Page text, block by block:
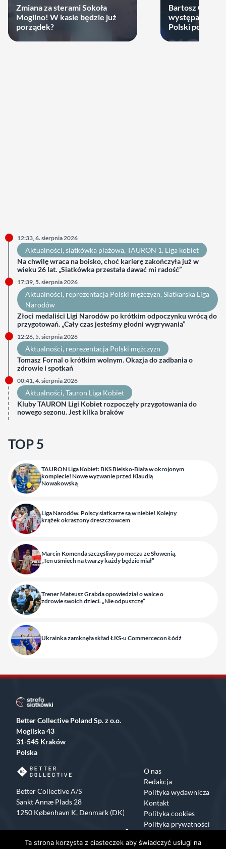
Zmiana za sterami Sokoła
Mogilno! W kasie będzie już
porządek?
Bartosz
występach w
Polski podjął
12:33, 6. sierpnia 2026
Aktualności, siatkówka plażowa, TAURON 1. Liga kobiet
Na chwilę wraca na boisko, choć karierę zakończyła już w
wieku 26 lat. „Siatkówka przestała dawać mi radość”
17:39, 5. sierpnia 2026
Aktualności, reprezentacja Polski mężczyzn, Siatkarska Liga
Narodów
Złoci medaliści Ligi Narodów po krótkim odpoczynku wrócą do
przygotowań. „Cały czas jesteśmy głodni wygrywania”
12:26, 5. sierpnia 2026
Aktualności, reprezentacja Polski mężczyzn
Tomasz Fornal o krótkim wolnym. Okazja do zadbania o
zdrowie i spotkań
00:41, 4. sierpnia 2026
Aktualności, Tauron Liga Kobiet
Kluby TAURON Ligi Kobiet rozpoczęły przygotowania do
nowego sezonu. Jest kilka braków
TOP 5
TAURON Liga Kobiet: BKS Bielsko-Biała w okrojonym
komplecie! Nowe wyzwanie przed Klaudią
Nowakowską
Liga Narodów. Polscy siatkarze są w niebie! Kolejny
krążek okraszony dreszczowcem
Marcin Komenda szczęśliwy po meczu ze Słowenią.
„Ten uśmiech na twarzy każdy będzie miał”
Trener Mateusz Grabda opowiedział o walce o
zdrowie swoich dzieci. „Nie odpuszczę”
Ukrainka zamknęła skład ŁKS-u Commercecon Łódź
Better Collective Poland Sp. z o.o.
Mogilska 43
31-545 Kraków
Polska
Better Collective A/S
Sankt Annæ Plads 28
1250 København K, Denmark (DK)
O nas
Redakcja
Polityka wydawnicza
Kontakt
Polityka cookies
Polityka prywatności
Facebook
X Instagram
TikTok
Copyrights 2015-2024 Strefa Siatkówki All rights reserved
Ta strona korzysta z ciasteczek aby świadczyć usługi na